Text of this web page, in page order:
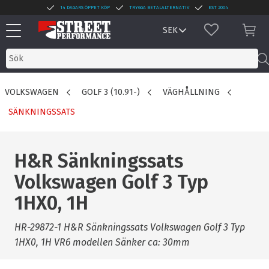
Meny
14 DAGARS ÖPPET KÖP TRYGGA BETALALTERNATIV EST 2004
FAVORITER
VOLKSWAGEN GOLF 3 (10.91-)
VÄGHÅLLNING
SÄNKNINGSSATS
H&R Sänkningssats
Volkswagen Golf 3 Typ
1HX0, 1H
HR-29872-1 H&R Sänkningssats Volkswagen Golf 3 Typ
1HX0, 1H VR6 modellen Sänker ca: 30mm